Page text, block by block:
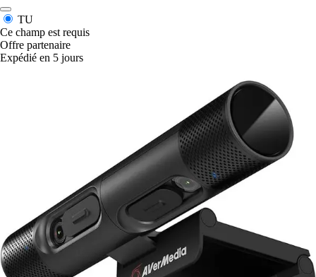
TU
Ce champ est requis
Offre partenaire
Expédié en 5 jours